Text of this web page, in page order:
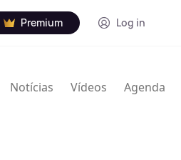
Premium Log in
Notícias Vídeos Agenda